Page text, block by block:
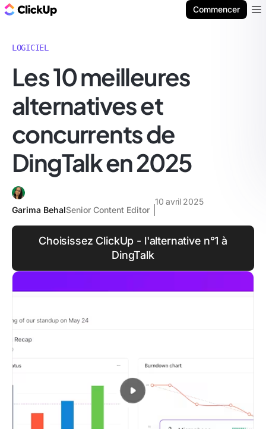
Commencer
LOGICIEL
Les 10 meilleures
alternatives et
concurrents de
DingTalk en 2025
Garima BehalSenior Content Editor
10 avril 2025
Choisissez ClickUp - l'alternative n°1 à
DingTalk